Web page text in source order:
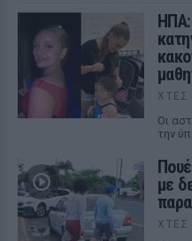
ΧΤΕΣ
Οι
την
με
ΧΤΕΣ